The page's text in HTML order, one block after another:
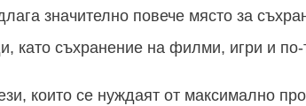
значително повече място за
като съхранение на филми, игри и
които се нуждаят от максимално